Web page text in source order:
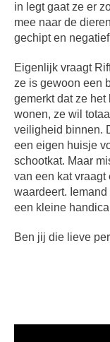
in legt gaat ze er
mee naar de
gechipt en
Eigenlijk vraagt
ze is gewoon een
gemerkt dat ze
wonen, ze wil
veiligheid binnen.
een eigen huisje
schootkat. Maar
van een kat vraagt
waardeert.
een kleine
Ben jij die lieve